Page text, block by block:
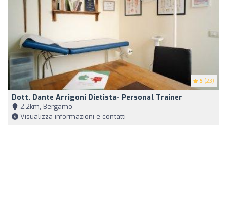
5 (23)
Dott. Dante Arrigoni Dietista- Personal Trainer
2,2km, Bergamo
Visualizza informazioni e contatti